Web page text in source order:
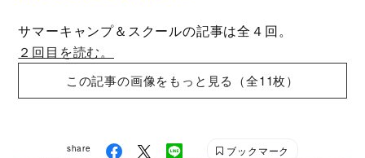
サマーキャンプ＆スクールの記事は全４回。
２回目を読む。
この記事の画像をもっと見る（全11枚）
share ブックマーク